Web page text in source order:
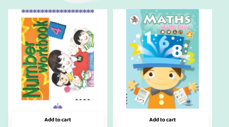
Add to cart Add to cart